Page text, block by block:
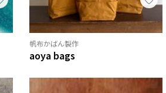
帆布かばん製作
aoya bags